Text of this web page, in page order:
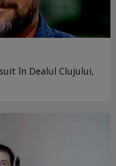
în Dealul Clujului,